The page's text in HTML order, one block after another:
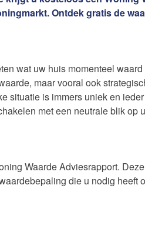
Uw huis verhuren
Word jij onze nieuwe
Ontdek gratis de
wat uw huis momenteel
maar vooral ook
situatie is immers uniek en
met een neutrale blik op
Waarde Adviesrapport.
die u nodig heeft